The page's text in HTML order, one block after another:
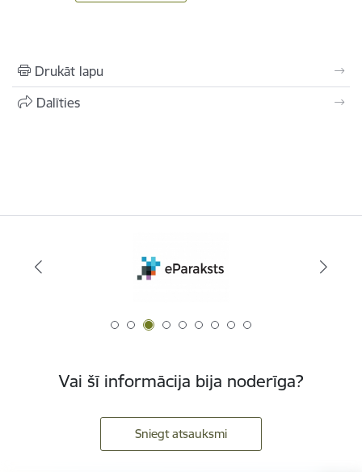
Drukāt lapu
Dalīties
Vai šī informācija bija noderīga?
Sniegt atsauksmi